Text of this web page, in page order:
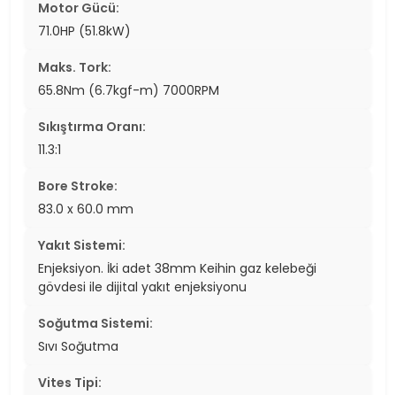
Motor Gücü:
71.0HP (51.8kW)
Maks. Tork:
65.8Nm (6.7kgf-m) 7000RPM
Sıkıştırma Oranı:
11.3:1
Bore Stroke:
83.0 x 60.0 mm
Yakıt Sistemi:
Enjeksiyon. İki adet 38mm Keihin gaz kelebeği
gövdesi ile dijital yakıt enjeksiyonu
Soğutma Sistemi:
Sıvı Soğutma
Vites Tipi: